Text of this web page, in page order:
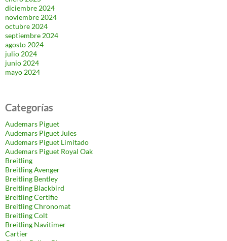
diciembre 2024
noviembre 2024
octubre 2024
septiembre 2024
agosto 2024
julio 2024
junio 2024
mayo 2024
Categorías
Audemars Piguet
Audemars Piguet Jules
Audemars Piguet Limitado
Audemars Piguet Royal Oak
Breitling
Breitling Avenger
Breitling Bentley
Breitling Blackbird
Breitling Certifie
Breitling Chronomat
Breitling Colt
Breitling Navitimer
Cartier